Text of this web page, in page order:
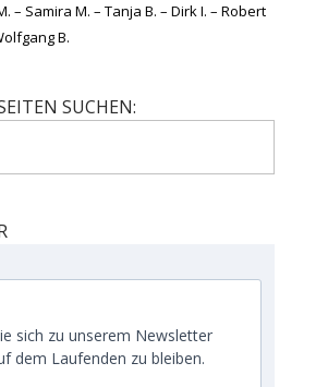
– Samira M. – Tanja B. – Dirk I. – Robert
B.
SUCHEN:
sich zu unserem Newsletter
dem Laufenden zu bleiben.